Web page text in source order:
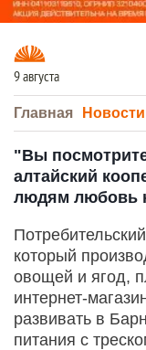
9 августа
Главная
"Вы
алтайский
людям любовь
который
овощей и ягод,
интернет-
развивать в
питания с